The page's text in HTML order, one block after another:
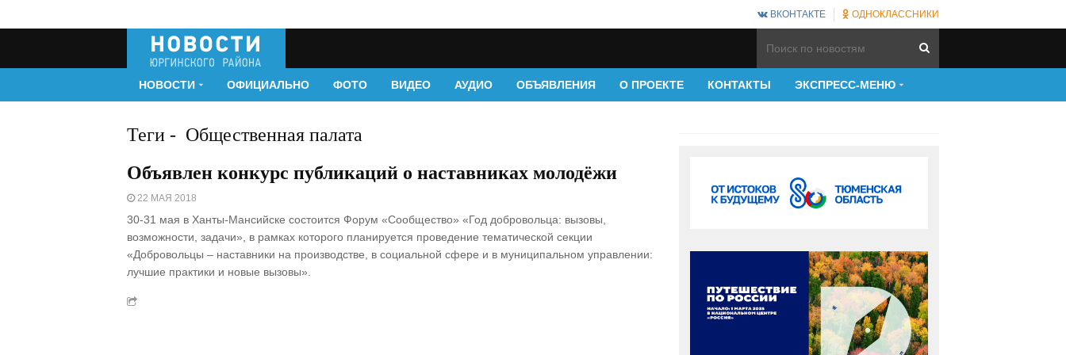
ВКОНТАКТЕ ОДНОКЛАССНИКИ
НОВОСТИ ОФИЦИАЛЬНО ФОТО ВИДЕО АУДИО ОБЪЯВЛЕНИЯ О ПРОЕКТЕ КОНТАКТЫ ЭКСПРЕСС-МЕНЮ
Теги - Общественная палата
Объявлен конкурс публикаций о наставниках молодёжи
22 МАЯ 2018
30-31 мая в Ханты-Мансийске состоится Форум «Сообщество» «Год добровольца: вызовы,
возможности, задачи», в рамках которого планируется проведение тематической секции
«Добровольцы – наставники на производстве, в социальной сфере и в муниципальном управлении:
лучшие практики и новые вызовы».